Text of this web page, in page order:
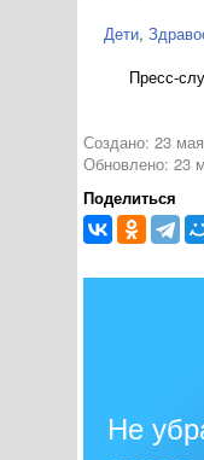
Дети,
Пресс-
Создано: 23
Обновлено: 23
Поделиться
Не